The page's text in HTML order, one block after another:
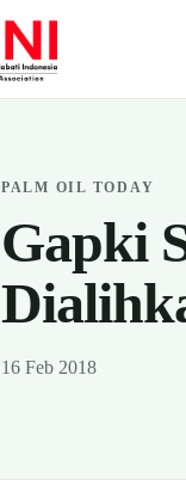
PALM OIL TODAY
Gapki
16 Feb 2018